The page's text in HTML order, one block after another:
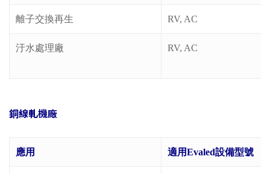
離子交換再生 RV, AC
汙水處理廠 RV, AC
銅線軋機廠
應用 適用Evaled設備型號